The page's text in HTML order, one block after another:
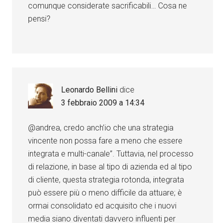
comunque considerate sacrificabili… Cosa ne
pensi?
Leonardo Bellini dice
3 febbraio 2009 a 14:34
@andrea, credo anch’io che una strategia
vincente non possa fare a meno che essere
integrata e multi-canale”. Tuttavia, nel processo
di relazione, in base al tipo di azienda ed al tipo
di cliente, questa strategia rotonda, integrata
può essere più o meno difficile da attuare; è
ormai consolidato ed acquisito che i nuovi
media siano diventati davvero influenti per